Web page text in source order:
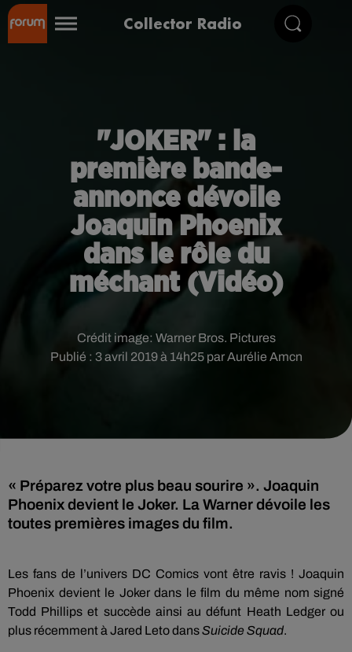
Collector Radio
"JOKER" : la
première bande-
annonce dévoile
Joaquin Phoenix
dans le rôle du
méchant (Vidéo)
Publié : 3 avril 2019 à 14h25 par Aurélie Amcn
Crédit image: Warner Bros. Pictures
« Préparez votre plus beau sourire ». Joaquin
Phoenix devient le Joker. La Warner dévoile les
toutes premières images du film.
Les fans de l’univers DC Comics vont être ravis ! Joaquin
Phoenix devient le Joker dans le film du même nom signé
Todd Phillips et succède ainsi au défunt Heath Ledger ou
plus récemment à Jared Leto dansSuicideSquad.